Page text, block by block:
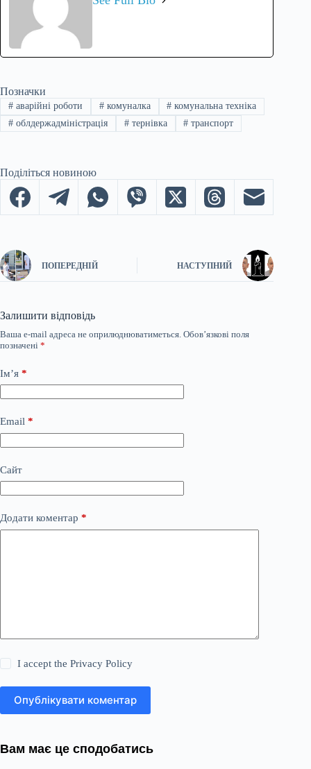
Позначки
#аварійні роботи #комуналка # комунальна техніка
#облдержадміністрація #тернівка # транспорт
Поділіться новиною
ПОПЕРЕДНІЙ НАСТУПНИЙ
Залишити відповідь
Ваша e-mail адреса не оприлюднюватиметься. Обов’язкові поля
позначені *
Ім’я *
Email *
Сайт
Додати коментар *
I accept thePrivacy Policy
Опублікувати коментар
Вам має це сподобатись